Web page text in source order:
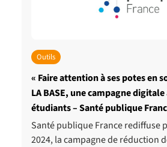
Outils
« Faire attention à ses potes en
LA BASE, une campagne
étudiants – Santé publique
Santé publique France rediffuse
2024, la campagne de réduction